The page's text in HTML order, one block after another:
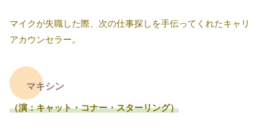
マイクが失職した際、次の仕事探しを手伝ってくれたキャリ
アカウンセラー。
マキシン
（演：キャット・コナー・スターリング）